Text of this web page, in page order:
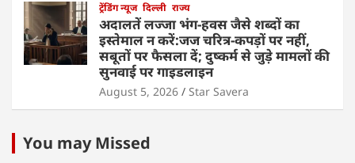
ट्रेंडिंग न्यूज दिल्ली राज्य
अदालतें लज्जा भंग-हवस जैसे शब्दों का
इस्तेमाल न करें:जज चरित्र-कपड़ों पर नहीं,
सबूतों पर फैसला दें; दुष्कर्म से जुड़े मामलों की
सुनवाई पर गाइडलाइन
August 5, 2026 Star Savera
You may Missed